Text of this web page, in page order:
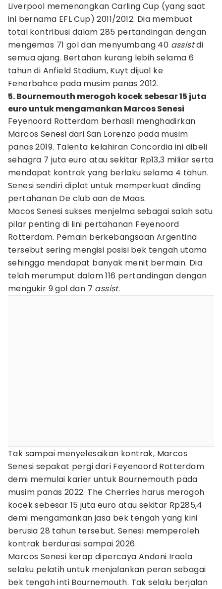
Liverpool memenangkan Carling Cup (yang saat
ini bernama EFL Cup) 2011/2012. Dia membuat
total kontribusi dalam 285 pertandingan dengan
mengemas 71 gol dan menyumbang 40 assistdi
semua ajang. Bertahan kurang lebih selama 6
tahun di Anfield Stadium, Kuyt dijual ke
Fenerbahce pada musim panas 2012.
5. Bournemouth merogoh kocek sebesar 15 juta
euro untuk mengamankan Marcos Senesi
Feyenoord Rotterdam berhasil menghadirkan
Marcos Senesi dari San Lorenzo pada musim
panas 2019. Talenta kelahiran Concordia ini dibeli
sehagra 7 juta euro atau sekitar Rp13,3 miliar serta
mendapat kontrak yang berlaku selama 4 tahun.
Senesi sendiri diplot untuk memperkuat dinding
pertahanan De club aan de Maas.
Macos Senesi sukses menjelma sebagai salah satu
pilar penting di lini pertahanan Feyenoord
Rotterdam. Pemain berkebangsaan Argentina
tersebut sering mengisi posisi bek tengah utama
sehingga mendapat banyak menit bermain. Dia
telah merumput dalam 116 pertandingan dengan
mengukir 9 gol dan 7 assist.
Tak sampai menyelesaikan kontrak, Marcos
Senesi sepakat pergi dari Feyenoord Rotterdam
demi memulai karier untuk Bournemouth pada
musim panas 2022. The Cherries harus merogoh
kocek sebesar 15 juta euro atau sekitar Rp285,4
demi mengamankan jasa bek tengah yang kini
berusia 28 tahun tersebut. Senesi memperoleh
kontrak berdurasi sampai 2026.
Marcos Senesi kerap dipercaya Andoni Iraola
selaku pelatih untuk menjalankan peran sebagai
bek tengah inti Bournemouth. Tak selalu berjalan